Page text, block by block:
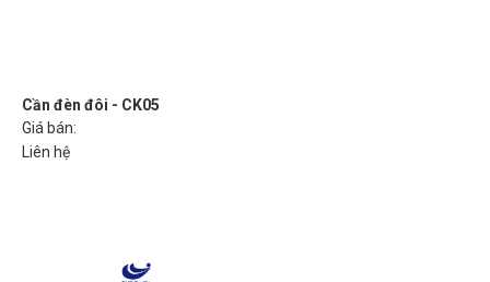
Cần đèn đôi - CK05
Giá bán:
Liên hệ